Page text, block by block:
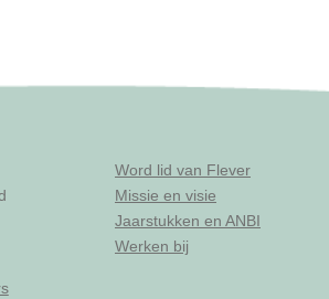
Word lid van Flever
Missie en visie
Jaarstukken en ANBI
Werken bij